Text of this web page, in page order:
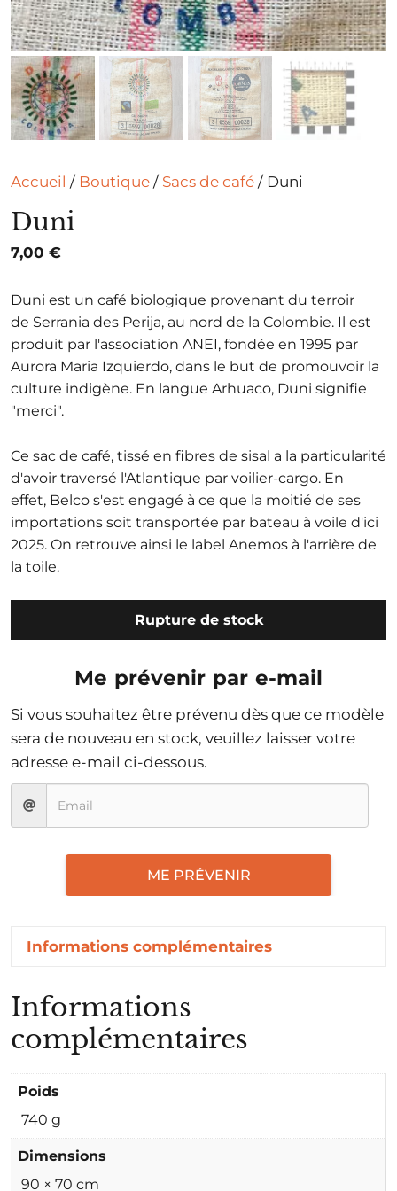
Accueil / Boutique / Sacs de café / Duni
Duni
7,00 €
Duni est un café biologique provenant du terroir
de Serrania des Perija, au nord de la Colombie. Il est
produit par l'association ANEI, fondée en 1995 par
Aurora Maria Izquierdo, dans le but de promouvoir la
culture indigène. En langue Arhuaco, Duni signifie
"merci".
Ce sac de café, tissé en fibres de sisal a la particularité
d'avoir traversé l'Atlantique par voilier-cargo. En
effet, Belco s'est engagé à ce que la moitié de ses
importations soit transportée par bateau à voile d'ici
2025. On retrouve ainsi le label Anemos à l'arrière de
la toile.
Rupture de stock
Me prévenir par e-mail
Si vous souhaitez être prévenu dès que ce modèle
sera de nouveau en stock, veuillez laisser votre
adresse e-mail ci-dessous.
ME PRÉVENIR
Informations complémentaires
Informations
complémentaires
Poids
740 g
Dimensions
90 × 70 cm